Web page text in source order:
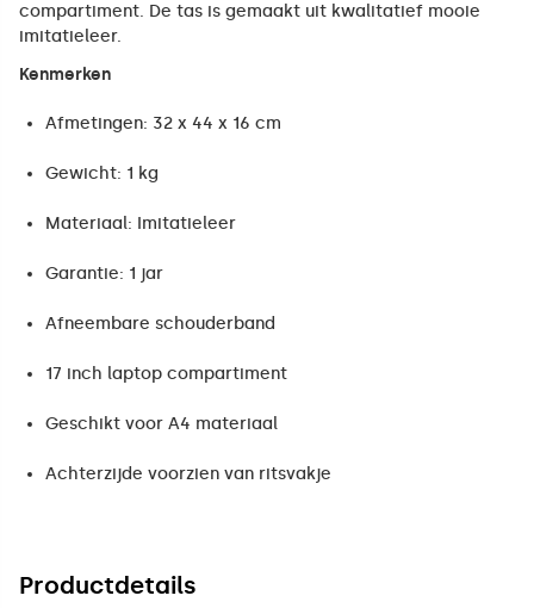
compartiment. De tas is gemaakt uit kwalitatief mooie
imitatieleer.
Kenmerken
Afmetingen: 32 x 44 x 16 cm
Gewicht: 1 kg
Materiaal: Imitatieleer
Garantie: 1 jar
Afneembare schouderband
17 inch laptop compartiment
Geschikt voor A4 materiaal
Achterzijde voorzien van ritsvakje
Productdetails